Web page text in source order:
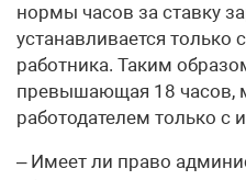
нормы часов за ставку
устанавливается только
работника. Таким
превышающая 18 часов,
работодателем только с
– Имеет ли право